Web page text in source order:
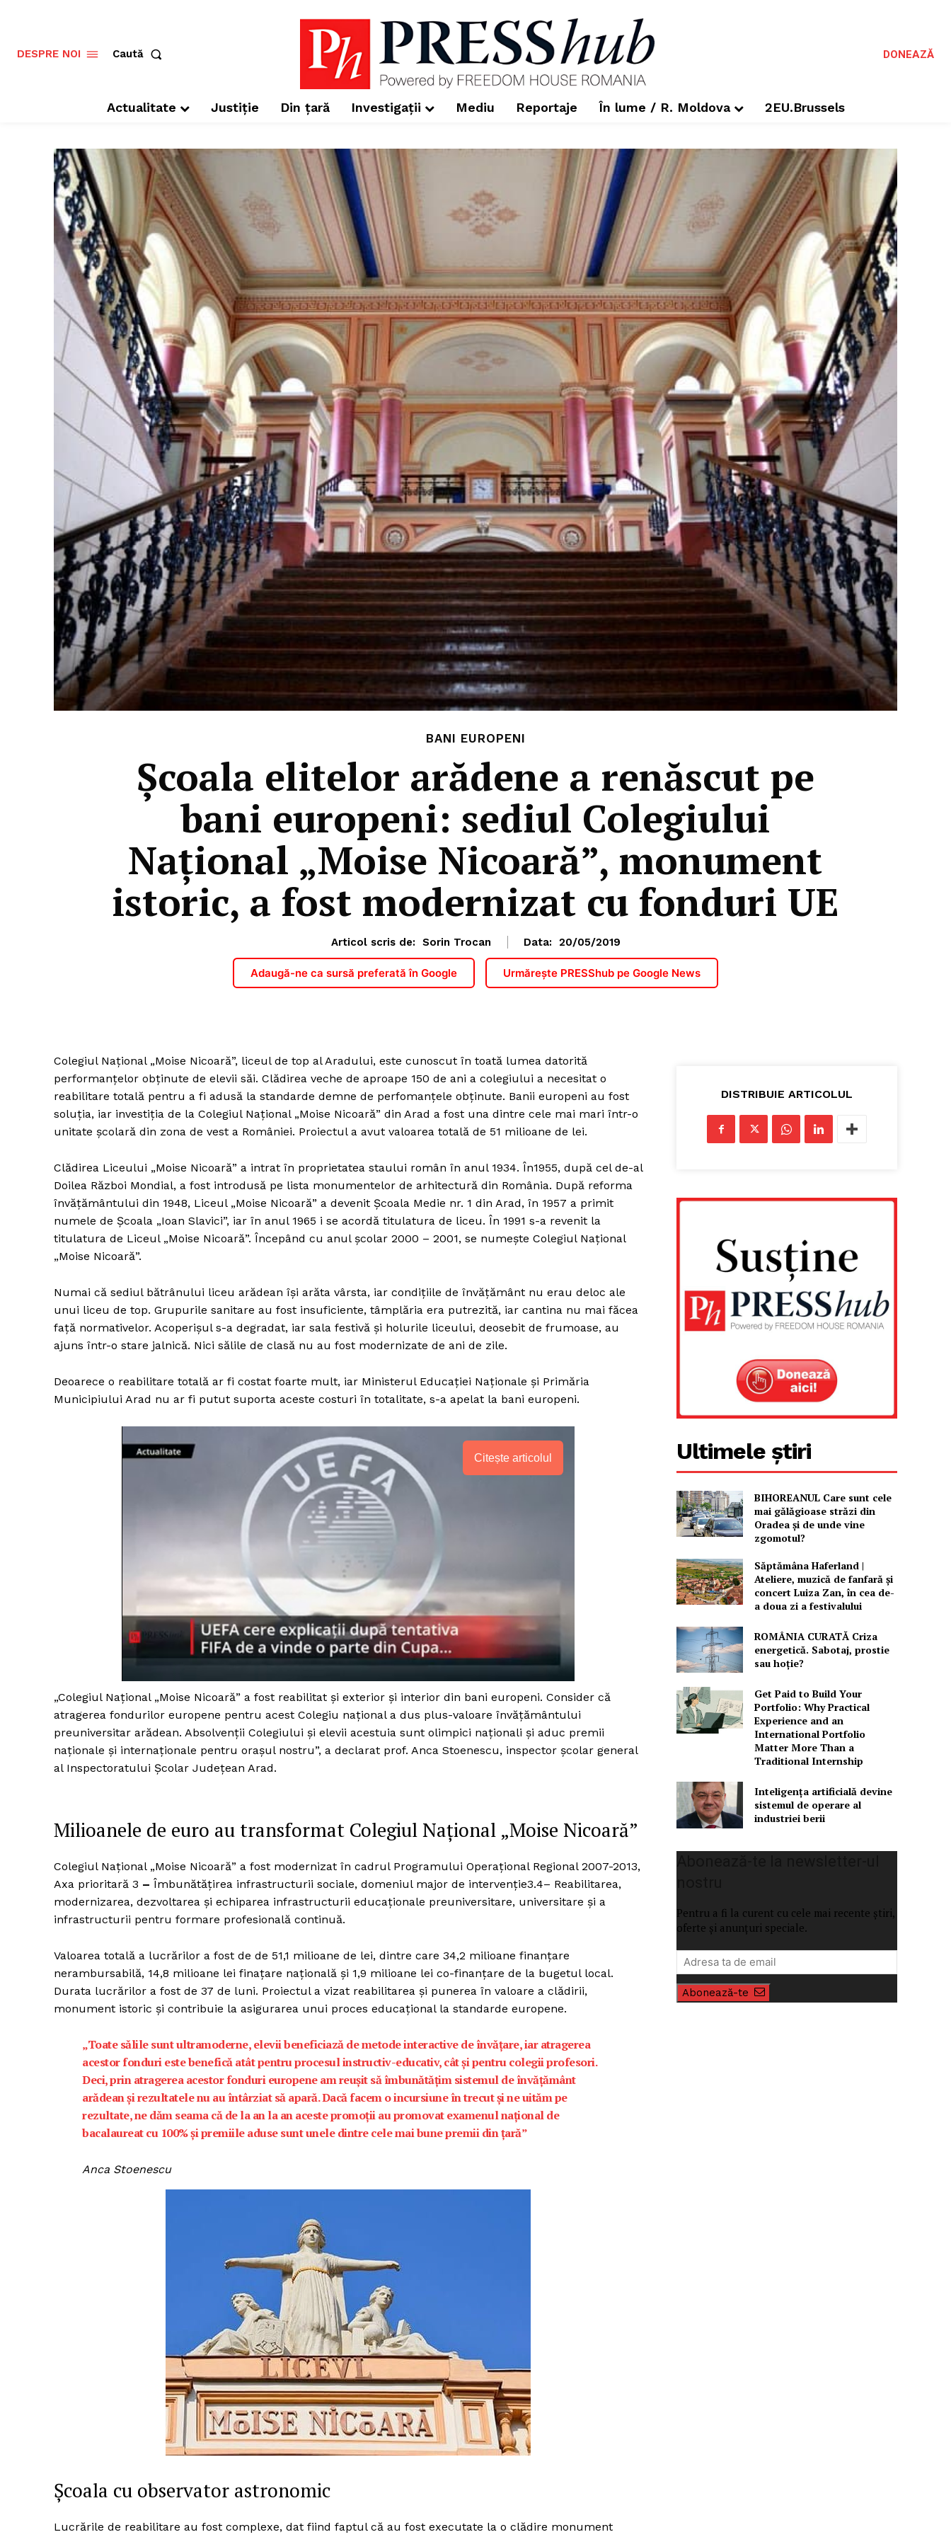
Un proiect
FREEDOM HOUSE
ROMÂNIA
Proiecte editoriale
Rețea
Contact
DESPRE NOI Caută DONEAZĂ
Actualitate Justiție Din țară Investigații Mediu Reportaje În lume / R. Moldova 2EU.Brussels
BANI EUROPENI
Şcoala elitelor arădene a renăscut pe
bani europeni: sediul Colegiului
Național „Moise Nicoară”, monument
istoric, a fost modernizat cu fonduri UE
Articol scris de: Sorin Trocan Data: 20/05/2019
Adaugă-ne ca sursă preferată în Google Urmărește PRESShub pe Google News
Colegiul Național „Moise Nicoară”, liceul de top al Aradului, este cunoscut în toată lumea datorită
performanţelor obţinute de elevii săi. Clădirea veche de aproape 150 de ani a colegiului a necesitat o
reabilitare totală pentru a fi adusă la standarde demne de perfomanţele obţinute. Banii europeni au fost
soluţia, iar investiţia de la Colegiul Național „Moise Nicoară” din Arad a fost una dintre cele mai mari într-o
unitate şcolară din zona de vest a României. Proiectul a avut valoarea totală de 51 milioane de lei.
Clădirea Liceului „Moise Nicoară” a intrat în proprietatea staului român în anul 1934. În1955, după cel de-al
Doilea Război Mondial, a fost introdusă pe lista monumentelor de arhitectură din România. După reforma
învățământului din 1948, Liceul „Moise Nicoară” a devenit Școala Medie nr. 1 din Arad, în 1957 a primit
numele de Școala „Ioan Slavici”, iar în anul 1965 i se acordă titulatura de liceu. În 1991 s-a revenit la
titulatura de Liceul „Moise Nicoară”. Începând cu anul școlar 2000 – 2001, se numește Colegiul Național
„Moise Nicoară”.
Numai că sediul bătrânului liceu arădean îşi arăta vârsta, iar condiţiile de învățământ nu erau deloc ale
unui liceu de top. Grupurile sanitare au fost insuficiente, tâmplăria era putrezită, iar cantina nu mai făcea
față normativelor. Acoperișul s-a degradat, iar sala festivă și holurile liceului, deosebit de frumoase, au
ajuns într-o stare jalnică. Nici sălile de clasă nu au fost modernizate de ani de zile.
Deoarece o reabilitare totală ar fi costat foarte mult, iar Ministerul Educaţiei Naţionale şi Primăria
Municipiului Arad nu ar fi putut suporta aceste costuri în totalitate, s-a apelat la bani europeni.
Citește articolul
„Colegiul Național „Moise Nicoară” a fost reabilitat şi exterior şi interior din bani europeni. Consider că
atragerea fondurilor europene pentru acest Colegiu naţional a dus plus-valoare învăţământului
preuniversitar arădean. Absolvenţii Colegiului şi elevii acestuia sunt olimpici naţionali şi aduc premii
naţionale şi internaţionale pentru oraşul nostru”, a declarat prof. Anca Stoenescu, inspector şcolar general
al Inspectoratului Şcolar Judeţean Arad.
Milioanele de euro au transformat Colegiul Naţional „Moise Nicoară”
Colegiul Naţional „Moise Nicoară” a fost modernizat în cadrul Programului Operaţional Regional 2007-2013,
Axa prioritară 3 – Îmbunătăţirea infrastructurii sociale, domeniul major de intervenţie3.4– Reabilitarea,
modernizarea, dezvoltarea şi echiparea infrastructurii educaționale preuniversitare, universitare și a
infrastructurii pentru formare profesională continuă.
Valoarea totală a lucrărilor a fost de de 51,1 milioane de lei, dintre care 34,2 milioane finanţare
nerambursabilă, 14,8 milioane lei finaţare naţională şi 1,9 milioane lei co-finanţare de la bugetul local.
Durata lucrărilor a fost de 37 de luni. Proiectul a vizat reabilitarea și punerea în valoare a clădirii,
monument istoric şi contribuie la asigurarea unui proces educațional la standarde europene.
„Toate sălile sunt ultramoderne, elevii beneficiază de metode interactive de învăţare, iar atragerea
acestor fonduri este benefică atât pentru procesul instructiv-educativ, cât şi pentru colegii profesori.
Deci, prin atragerea acestor fonduri europene am reuşit să îmbunătăţim sistemul de învăţământ
arădean şi rezultatele nu au întârziat să apară. Dacă facem o incursiune în trecut şi ne uităm pe
rezultate, ne dăm seama că de la an la an aceste promoţii au promovat examenul naţional de
bacalaureat cu 100% şi premiile aduse sunt unele dintre cele mai bune premii din ţară”
Anca Stoenescu
Şcoala cu observator astronomic
Lucrările de reabilitare au fost complexe, dat fiind faptul că au fost executate la o clădire monument
DISTRIBUIE ARTICOLUL
Ultimele știri
BIHOREANUL Care sunt cele
mai gălăgioase străzi din
Oradea și de unde vine
zgomotul?
Săptămâna Haferland |
Ateliere, muzică de fanfară şi
concert Luiza Zan, în cea de-
a doua zi a festivalului
ROMÂNIA CURATĂ Criza
energetică. Sabotaj, prostie
sau hoție?
Get Paid to Build Your
Portfolio: Why Practical
Experience and an
International Portfolio
Matter More Than a
Traditional Internship
Inteligența artificială devine
sistemul de operare al
industriei berii
Pentru a fi la curent cu cele mai recente știri,
oferte și anunțuri speciale.
Abonează-te